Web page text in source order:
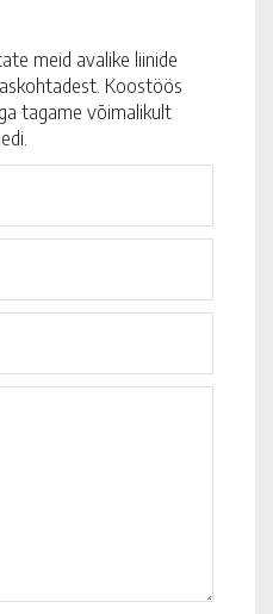
meid avalike liinide
Koostöös
tagame võimalikult